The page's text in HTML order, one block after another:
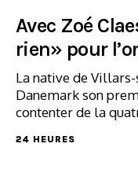
Avec Zoé
rien» pour
La native de
Danemark son
contenter de la
24 HEURES